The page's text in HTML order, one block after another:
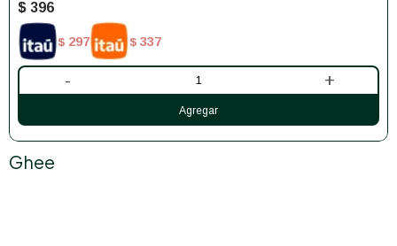
$ 396
$ 297 $ 337
- +
Ghee